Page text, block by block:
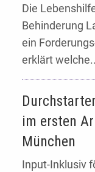
Die
Behinderung
ein
erklärt
im ersten
München
Input-Inklusiv